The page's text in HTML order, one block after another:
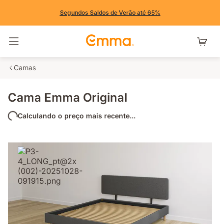
Segundos Saldos de Verão até 65%
Camas
Cama Emma Original
Calculando o preço mais recente...